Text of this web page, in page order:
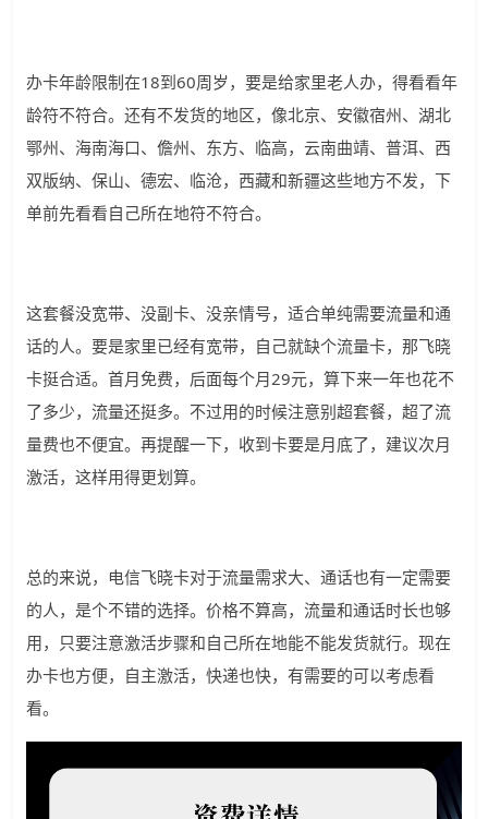
办卡年龄限制在18到60周岁，要是给家里老人办，得看看年
龄符不符合。还有不发货的地区，像北京、安徽宿州、湖北
鄂州、海南海口、儋州、东方、临高，云南曲靖、普洱、西
双版纳、保山、德宏、临沧，西藏和新疆这些地方不发，下
单前先看看自己所在地符不符合。
这套餐没宽带、没副卡、没亲情号，适合单纯需要流量和通
话的人。要是家里已经有宽带，自己就缺个流量卡，那飞晓
卡挺合适。首月免费，后面每个月29元，算下来一年也花不
了多少，流量还挺多。不过用的时候注意别超套餐，超了流
量费也不便宜。再提醒一下，收到卡要是月底了，建议次月
激活，这样用得更划算。
总的来说，电信飞晓卡对于流量需求大、通话也有一定需要
的人，是个不错的选择。价格不算高，流量和通话时长也够
用，只要注意激活步骤和自己所在地能不能发货就行。现在
办卡也方便，自主激活，快递也快，有需要的可以考虑看
看。